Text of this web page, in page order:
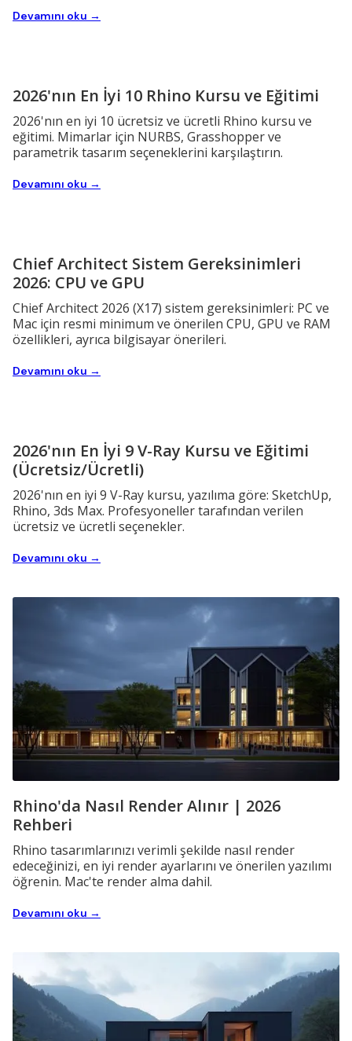
Devamını oku →
2026'nın En İyi 10 Rhino Kursu ve Eğitimi
2026'nın en iyi 10 ücretsiz ve ücretli Rhino kursu ve
eğitimi. Mimarlar için NURBS, Grasshopper ve
parametrik tasarım seçeneklerini karşılaştırın.
Devamını oku →
Chief Architect Sistem Gereksinimleri
2026: CPU ve GPU
Chief Architect 2026 (X17) sistem gereksinimleri: PC ve
Mac için resmi minimum ve önerilen CPU, GPU ve RAM
özellikleri, ayrıca bilgisayar önerileri.
Devamını oku →
2026'nın En İyi 9 V-Ray Kursu ve Eğitimi
(Ücretsiz/Ücretli)
2026'nın en iyi 9 V-Ray kursu, yazılıma göre: SketchUp,
Rhino, 3ds Max. Profesyoneller tarafından verilen
ücretsiz ve ücretli seçenekler.
Devamını oku →
Rhino'da Nasıl Render Alınır | 2026
Rehberi
Rhino tasarımlarınızı verimli şekilde nasıl render
edeceğinizi, en iyi render ayarlarını ve önerilen yazılımı
öğrenin. Mac'te render alma dahil.
Devamını oku →